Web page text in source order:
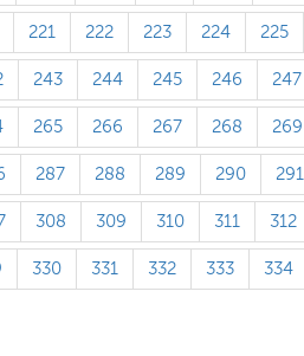
221 222 223 224 225
243 244 245 246 247
265 266 267 268 269
287 288 289 290 291
308 309 310 311 312
330 331 332 333 334